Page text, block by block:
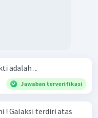
adalah ...
Jawaban terverifikasi